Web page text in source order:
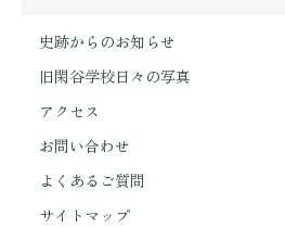
史跡からのお知らせ
旧閑谷学校日々の写真
アクセス
お問い合わせ
よくあるご質問
サイトマップ